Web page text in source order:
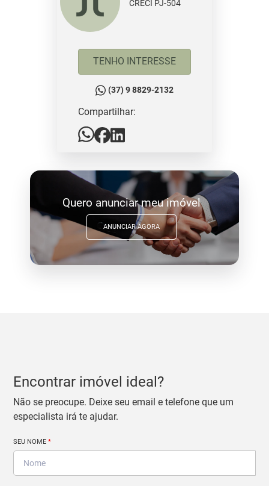
CRECI PJ-504
TENHO INTERESSE
(37) 9 8829-2132
Compartilhar:
Quero anunciar meu imóvel
ANUNCIAR AGORA
Encontrar imóvel ideal?
Não se preocupe. Deixe seu email e telefone que um
especialista irá te ajudar.
SEU NOME*